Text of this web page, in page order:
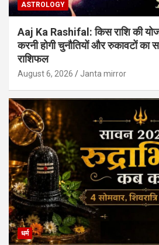
ASTROLOGY
Aaj Ka Rashifal: किस राशि की
करनी होगी चुनौतियों और रुकावटों का
राशिफल
August 6, 2026 Janta mirror
धर्म